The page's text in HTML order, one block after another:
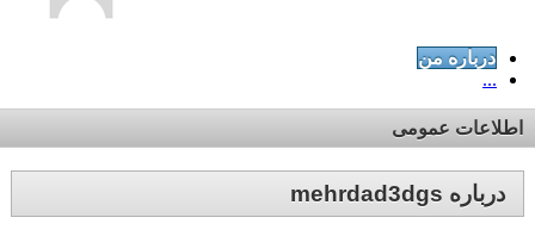
درباره من
...
اطلاعات عمومی
درباره mehrdad3dgs